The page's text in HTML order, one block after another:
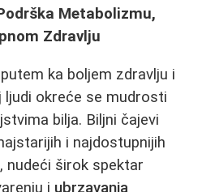
Metabolizmu,
Zdravlju
ka boljem zdravlju i
okreće se mudrosti
bilja. Biljni čajevi
i najdostupnijih
nudeći širok spektar
i ubrzavanja